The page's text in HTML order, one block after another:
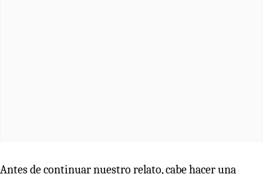
Antes de continuar nuestro relato, cabe hacer una